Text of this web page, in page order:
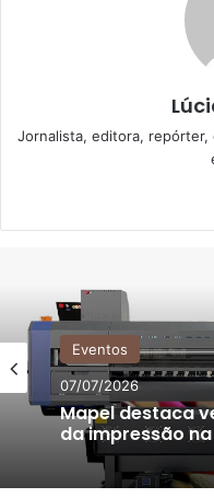
Jornalista, editora,
Eventos
07/07/2026
Mapel destaca
da impressão